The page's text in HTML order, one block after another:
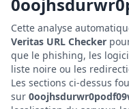
Cette analyse
Veritas URL Checker
que le phishing, les
liste noire ou les
Les sections ci-dessus
sur